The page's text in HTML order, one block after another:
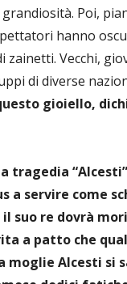
Poi,
hanno
zainetti. Vecchi,
di diverse
gioiello,
a servire come
il suo re dovrà
a patto che
Alcesti si